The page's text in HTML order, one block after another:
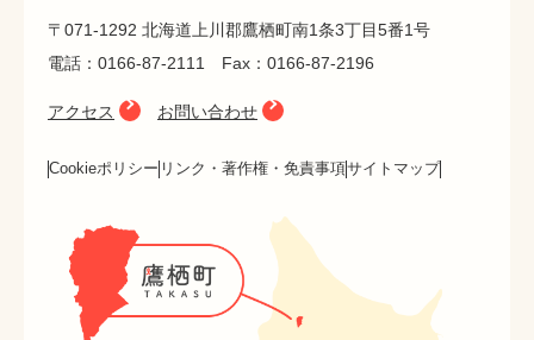
〒071-1292 北海道上川郡鷹栖町南1条3丁目5番1号
電話：0166-87-2111 Fax：0166-87-2196
アクセス お問い合わせ
Cookieポリシー リンク・著作権・免責事項サイトマップ